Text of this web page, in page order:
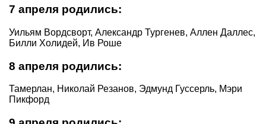
7 апреля родились:
Уильям Вордсворт, Александр Тургенев, Аллен Даллес,
Билли Холидей, Ив Роше
8 апреля родились:
Тамерлан, Николай Резанов, Эдмунд Гуссерль, Мэри
Пикфорд